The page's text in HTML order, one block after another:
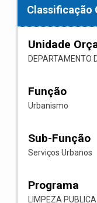
Classificação
Unidade
DEPARTAMENTO
Função
Urbanismo
Sub-Função
Serviços Urbanos
Programa
LIMPEZA PUBLICA